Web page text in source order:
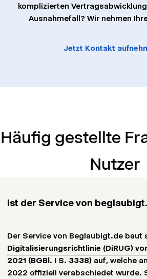
komplizierten
Ausnahmefall? Wir nehmen
Jetzt Kontakt
Häufig gestellte
Nutzer
Ist der Service von
Der Service von Beglaubigt.de baut
Digitalisierungsrichtlinie (DiRUG)
2021 (BGBl. I S. 3338) auf, welche
2022 offiziell verabschiedet wurde.